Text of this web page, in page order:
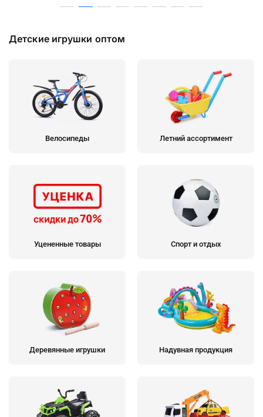
Детские игрушки оптом
Велосипеды Летний ассортимент
Уцененные товары Спорт и отдых
Деревянные игрушки Надувная продукция